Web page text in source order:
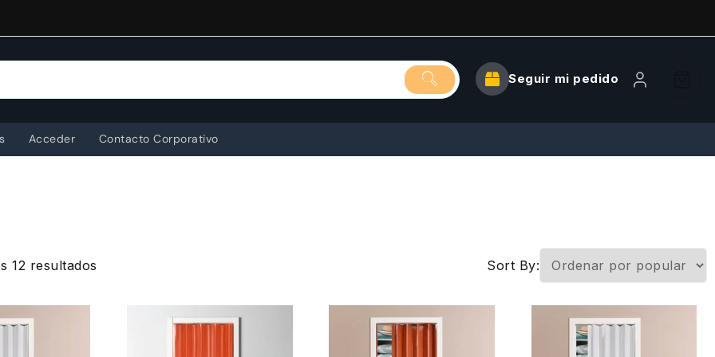
Seguir mi pedido
Acceder Contacto Corporativo
12 resultados
popularidad
Sort By: